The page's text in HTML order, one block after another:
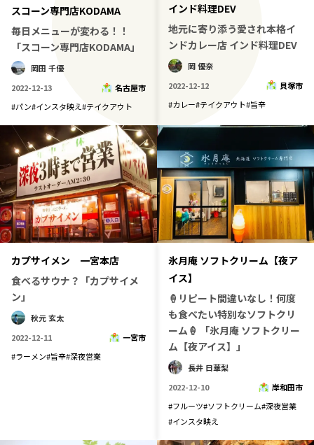
スコーン専門店KODAMA
毎日メニューが変わる！！
「スコーン専門店KODAMA」
岡田 千優
2022-12-13
名古屋市
#パン#インスタ映え#テイクアウト
インド料理DEV
地元に寄り添う愛され本格イ
ンドカレー店 インド料理DEV
岡 優奈
2022-12-12
貝塚市
#カレー#テイクアウト#旨辛
カプサイメン 一宮本店
食べるサウナ？「カプサイメ
ン」
秋元 玄太
2022-12-11
一宮市
#ラーメン#旨辛#深夜営業
氷月庵 ソフトクリーム【夜ア
イス】
🍦リピート間違いなし！何度
も食べたい特別なソフトクリ
ーム🍦 「氷月庵 ソフトクリー
ム【夜アイス】」
長井 日華梨
2022-12-10
岸和田市
#フルーツ#ソフトクリーム#深夜営業
#インスタ映え